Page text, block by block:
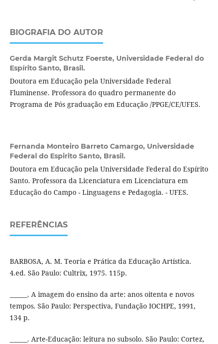
BIOGRAFIA DO AUTOR
Gerda Margit Schutz Foerste, Universidade Federal do
Espírito Santo, Brasil.
Doutora em Educação pela Universidade Federal
Fluminense. Professora do quadro permanente do
Programa de Pós graduação em Educação /PPGE/CE/UFES.
Fernanda Monteiro Barreto Camargo, Universidade
Federal do Espirito Santo, Brasil.
Doutora em Educação pela Universidade Federal do Espírito
Santo. Professora da Licenciatura em Licenciatura em
Educação do Campo - Linguagens e Pedagogia. - UFES.
REFERÊNCIAS
BARBOSA, A. M. Teoria e Prática da Educação Artística.
4.ed. São Paulo: Cultrix, 1975. 115p.
______. A imagem do ensino da arte: anos oitenta e novos
tempos. São Paulo: Perspectiva, Fundação IOCHPE, 1991,
134 p.
______. Arte-Educação: leitura no subsolo. São Paulo: Cortez,